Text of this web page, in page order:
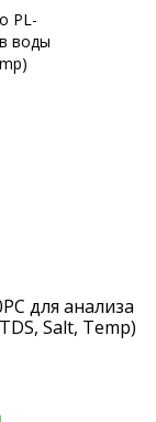
для анализа
Salt, Temp)